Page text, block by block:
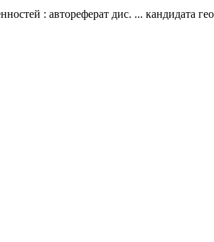
: автореферат дис. ... кандидата